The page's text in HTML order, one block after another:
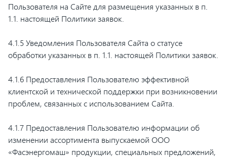
Пользователя на Сайте для размещения указанных в п.
1.1. настоящей Политики заявок.
4.1.5 Уведомления Пользователя Сайта о статусе
обработки указанных в п. 1.1. настоящей Политики заявок.
4.1.6 Предоставления Пользователю эффективной
клиентской и технической поддержки при возникновении
проблем, связанных с использованием Сайта.
4.1.7 Предоставления Пользователю информации об
изменении ассортимента выпускаемой ООО
«Фасэнергомаш» продукции, специальных предложений,